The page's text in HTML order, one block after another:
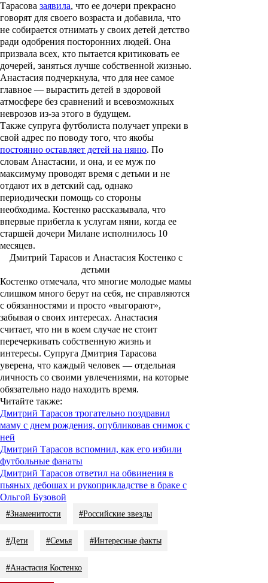
Тарасова заявила, что ее дочери прекрасно
говорят для своего возраста и добавила, что
не собирается отнимать у своих детей детство
ради одобрения посторонних людей. Она
призвала всех, кто пытается критиковать ее
дочерей, заняться лучше собственной жизнью.
Анастасия подчеркнула, что для нее самое
главное — вырастить детей в здоровой
атмосфере без сравнений и всевозможных
неврозов из-за этого в будущем.
Также супруга футболиста получает упреки в
свой адрес по поводу того, что якобы
постоянно оставляет детей на няню. По
словам Анастасии, и она, и ее муж по
максимуму проводят время с детьми и не
отдают их в детский сад, однако
периодически помощь со стороны
необходима. Костенко рассказывала, что
впервые прибегла к услугам няни, когда ее
старшей дочери Милане исполнилось 10
месяцев.
Дмитрий Тарасов и Анастасия Костенко с
детьми
Костенко отмечала, что многие молодые мамы
слишком много берут на себя, не справляются
с обязанностями и просто «выгорают»,
забывая о своих интересах. Анастасия
считает, что ни в коем случае не стоит
перечеркивать собственную жизнь и
интересы. Супруга Дмитрия Тарасова
уверена, что каждый человек — отдельная
личность со своими увлечениями, на которые
обязательно надо находить время.
Читайте также:
Дмитрий Тарасов трогательно поздравил
маму с днем рождения, опубликовав снимок с
ней
Дмитрий Тарасов вспомнил, как его избили
футбольные фанаты
Дмитрий Тарасов ответил на обвинения в
пьяных дебошах и рукоприкладстве в браке с
Ольгой Бузовой
#Знаменитости #Российские звезды
#Дети #Семья #Интересные факты
#Анастасия Костенко